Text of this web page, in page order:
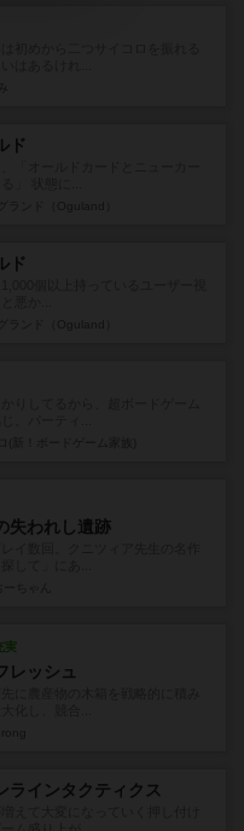
ド
ド
失われし遺跡
実
レッシュ
ラインタクティクス